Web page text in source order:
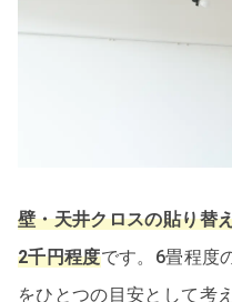
壁・天井クロスの貼り替
2千円程度です。6畳程度
をひとつの目安として考